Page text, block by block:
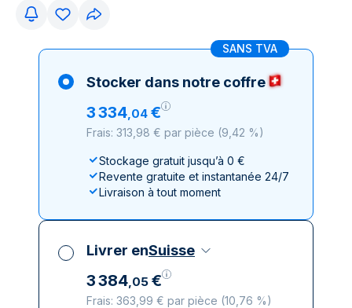
SANS TVA
Stocker dans notre coffre
3334,04 €
Frais: 313,98 € par pièce (9,42 %)
Stockage gratuit jusqu’à 0 €
Revente gratuite et instantanée 24/7
Livraison à tout moment
Livrer enSuisse
3384,05 €
Frais: 363,99 € par pièce (10,76 %)